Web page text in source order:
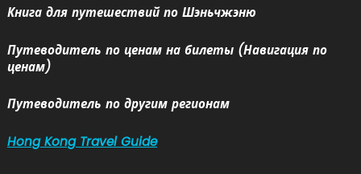
Книга для путешествий по Шэньчжэню
Путеводитель по ценам на билеты (Навигация по
ценам)
Путеводитель по другим регионам
Hong Kong Travel Guide